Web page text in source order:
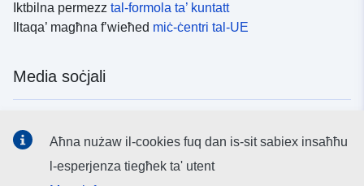
Iktbilna permezz tal-formola ta’ kuntatt
Iltaqa’ magħna f’wieħed miċ-ċentri tal-UE
Media soċjali
Aħna nużaw il-cookies fuq dan is-sit sabiex insaħħu
l-esperjenza tiegħek ta' utent